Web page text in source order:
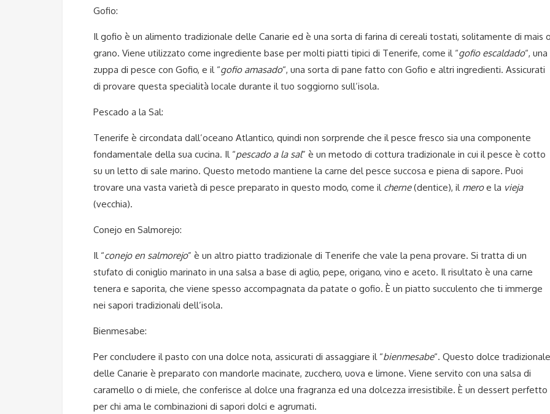
Gofio:
Il gofio è un alimento tradizionale delle Canarie ed è una sorta di farina di cereali tostati, solitamente di mais
grano. Viene utilizzato come ingrediente base per molti piatti tipici di Tenerife, come il “gofio escaldado“, una
zuppa di pesce con Gofio, e il “gofio amasado“, una sorta di pane fatto con Gofio e altri ingredienti. Assicurati
di provare questa specialità locale durante il tuo soggiorno sull’isola.
Pescado a la Sal:
Tenerife è circondata dall’oceano Atlantico, quindi non sorprende che il pesce fresco sia una componente
fondamentale della sua cucina. Il “pescado a la sal” è un metodo di cottura tradizionale in cui il pesce è cotto
su un letto di sale marino. Questo metodo mantiene la carne del pesce succosa e piena di sapore. Puoi
trovare una vasta varietà di pesce preparato in questo modo, come il cherne(dentice), il meroe la vieja
(vecchia).
Conejo en Salmorejo:
Il “conejo en salmorejo” è un altro piatto tradizionale di Tenerife che vale la pena provare. Si tratta di un
stufato di coniglio marinato in una salsa a base di aglio, pepe, origano, vino e aceto. Il risultato è una carne
tenera e saporita, che viene spesso accompagnata da patate o gofio. È un piatto succulento che ti immerge
nei sapori tradizionali dell’isola.
Bienmesabe:
Per concludere il pasto con una dolce nota, assicurati di assaggiare il “bienmesabe“. Questo dolce tradizionale
delle Canarie è preparato con mandorle macinate, zucchero, uova e limone. Viene servito con una salsa di
caramello o di miele, che conferisce al dolce una fragranza ed una dolcezza irresistibile. È un dessert perfetto
per chi ama le combinazioni di sapori dolci e agrumati.